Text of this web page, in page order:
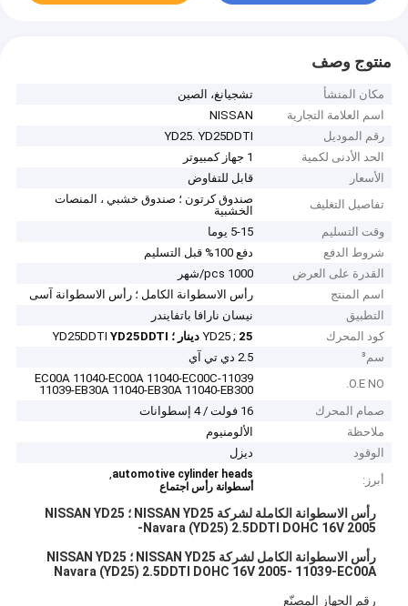
منتوج وصف
مكان المنشأ
تشجيانغ، الصين
اسم العلامة التجارية
NISSAN
رقم الموديل
YD25. YD25DDTI
الحد الأدنى لكمية
1 جهاز كمبيوتر
الأسعار
قابل للتفاوض
تفاصيل التغليف
صندوق كرتون ؛ صندوق خشبي ، المنصات
الخشبية
وقت التسليم
5-15 يوما
شروط الدفع
دفع 100% قبل التسليم
القدرة على العرض
1000 pcs/شهر
اسم المنتج
رأس الاسطوانة الكامل ؛ رأس الاسطوانة آسى
التطبيق
نيسان نارافا باتفايندر
كود المحرك
YD25 ; 25 دينار ؛ YD25DDTI YD25DDTI
سم³
2.5 دي تي آي
O.E NO.
11039-EC00A 11040-EC00A 11040-EC00C
11039-EB30A 11040-EB30A 11040-EB300
صمام المحرك
16 فولت / 4 إسطوانات
ملاحظة
الألومنيوم
الوقود
ديزل
أبرز:
automotive cylinder heads
,
أسطوانة رأس اجتماع
رأس الاسطوانة الكاملة لشركة NISSAN YD25 ؛ NISSAN YD25
Navara (YD25) 2.5DDTI DOHC 16V 2005-
رأس الاسطوانة الكامل لشركة NISSAN YD25 ؛ NISSAN YD25
Navara (YD25) 2.5DDTI DOHC 16V 2005- 11039-EC00A
رقم الجهاز المصنّع